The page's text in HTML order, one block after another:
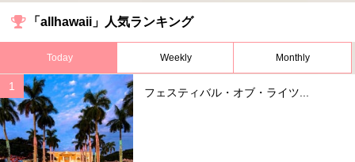
「allhawaii」人気ランキング
Today Weekly Monthly
フェスティバル・オブ・ライツ...